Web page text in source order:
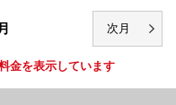
金を表示しています